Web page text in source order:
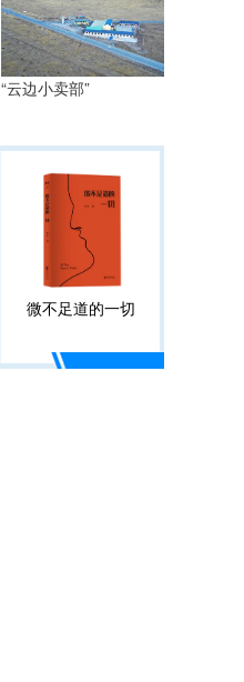
“云边小卖部”
微不足道的一切